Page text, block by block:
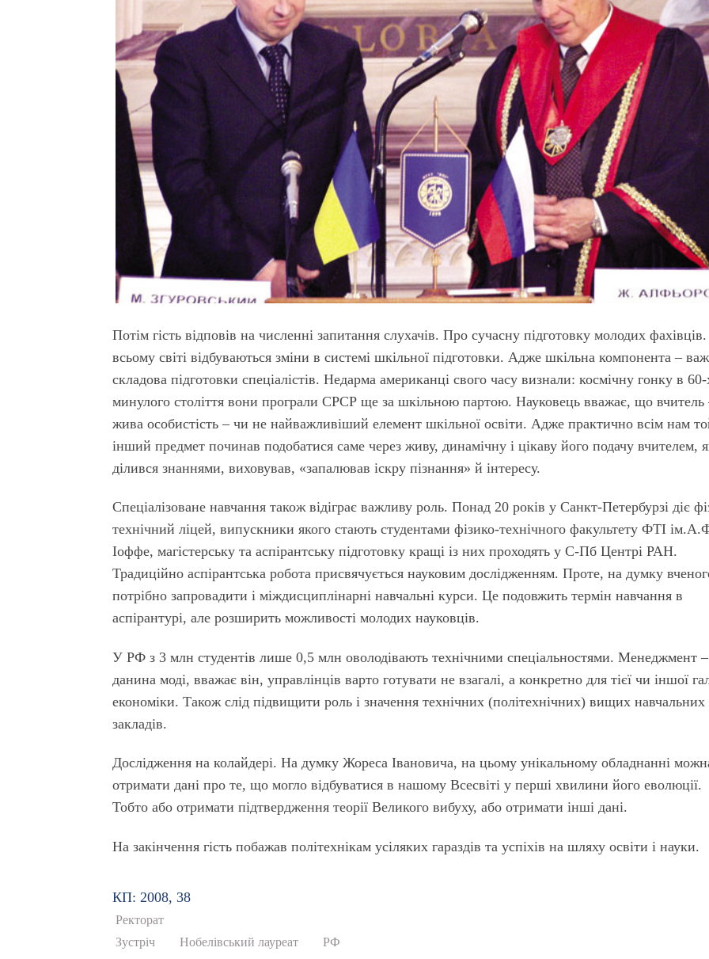
Потім гість відповів на численні запитання слухачів. Про сучасну підготовку молодих
всьому світі відбуваються зміни в сиcтемі шкільної підготовки. Адже шкільна компонента –
складова підготовки спеціалістів. Недарма американці свого часу визнали: космічну гонку в
минулого століття вони програли СРСР ще за шкільною партою. Науковець вважає, що вчитель
жива особистість – чи не найважливіший елемент шкільної освіти. Адже практично всім нам
інший предмет починав подобатися саме через живу, динамічну і цікаву його подачу вчителем,
ділився знаннями, виховував, «запалював іскру пізнання» й інтересу.
Спеціалізоване навчання також відіграє важливу роль. Понад 20 років у Санкт-Петербурзі діє
технічний ліцей, випускники якого стають студентами фізико-технічного факультету ФТІ
Іоффе, магістерську та аспірантську підготовку кращі із них проходять у С-Пб Центрі РАН.
Традиційно аспірантська робота присвячується науковим дослідженням. Проте, на думку
потрібно запровадити і міждисциплінарні навчальні курси. Це подовжить термін навчання в
аспірантурі, але розширить можливості молодих науковців.
У РФ з 3 млн студентів лише 0,5 млн оволодівають технічними спеціальностями. Менеджмент –
данина моді, вважає він, управлінців варто готувати не взагалі, а конкретно для тієї чи іншої
економіки. Також слід підвищити роль і значення технічних (політехнічних) вищих навчальних
закладів.
Дослідження на колайдері. На думку Жореса Івановича, на цьому унікальному обладнанні
отримати дані про те, що могло відбуватися в нашому Всесвіті у перші хвилини його еволюції.
Тобто або отримати підтвердження теорії Великого вибуху, або отримати інші дані.
На закінчення гість побажав політехнікам усіляких гараздів та успіхів на шляху освіти і науки.
КП: 2008, 38
Ректорат
Зустріч
Нобелівський лауреат
РФ